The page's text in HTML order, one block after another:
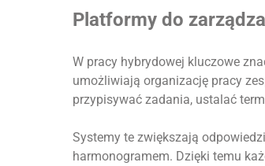
Platformy do
W pracy hybrydowej kluczowe
umożliwiają organizację pracy
przypisywać zadania, ustalać
Systemy te zwiększają
harmonogramem. Dzięki temu